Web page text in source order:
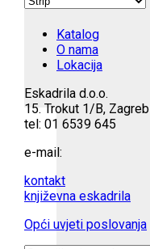
Katalog
O nama
Lokacija
Eskadrila d.o.o.
15. Trokut 1/B, Zagreb
tel: 01 6539 645
e-mail:
kontakt
književna eskadrila
Opći uvjeti poslovanja